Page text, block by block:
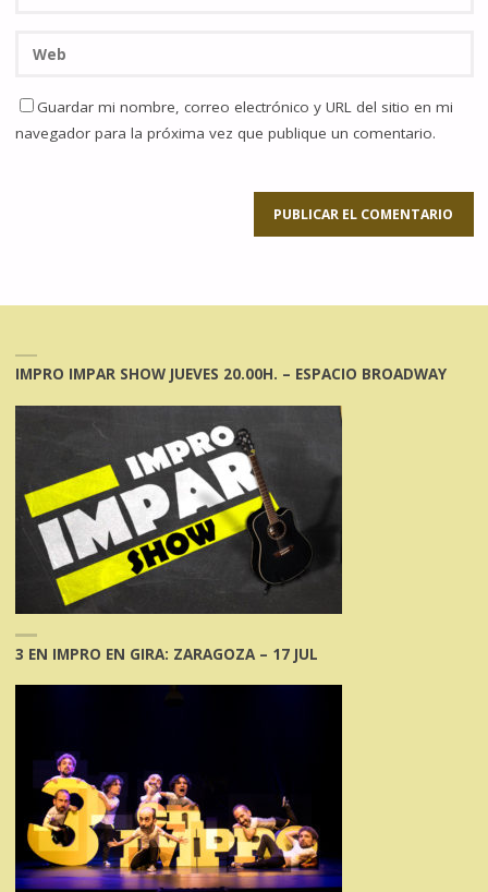
Guardar mi nombre, correo electrónico y URL del sitio en mi
navegador para la próxima vez que publique un comentario.
IMPRO IMPAR SHOW JUEVES 20.00H. – ESPACIO BROADWAY
3 EN IMPRO EN GIRA: ZARAGOZA – 17 JUL